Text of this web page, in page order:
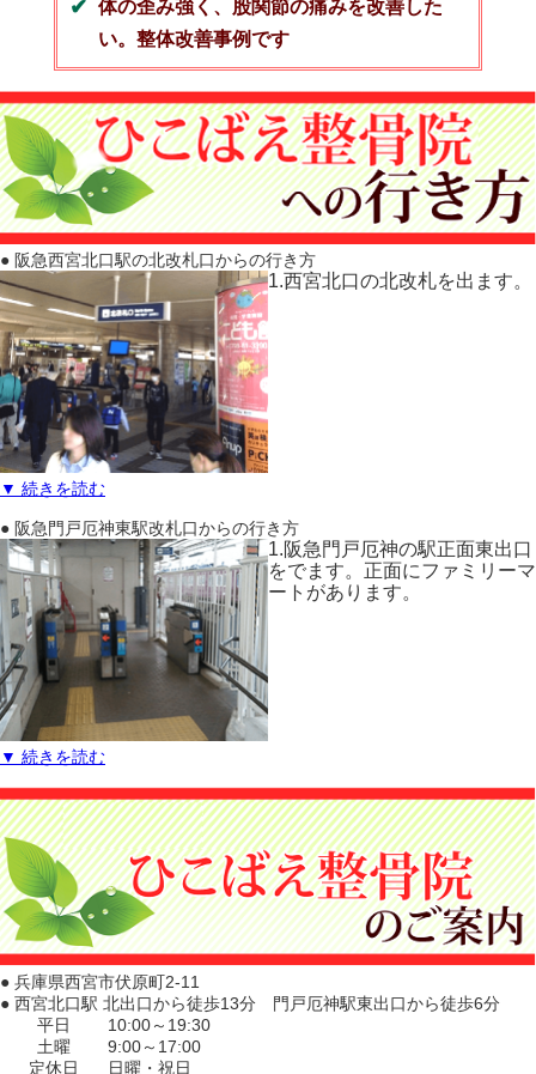
体の歪み強く、股関節の痛みを改善した
い。整体改善事例です
● 阪急西宮北口駅の北改札口からの行き方
1.西宮北口の北改札を出ます。
▼ 続きを読む
● 阪急門戸厄神東駅改札口からの行き方
1.阪急門戸厄神の駅正面東出口
をでます。正面にファミリーマ
ートがあります。
▼ 続きを読む
● 兵庫県西宮市伏原町2-11
● 西宮北口駅 北出口から徒歩13分 門戸厄神駅東出口から徒歩6分
平日
10:00～19:30
土曜
9:00～17:00
定休日
日曜・祝日